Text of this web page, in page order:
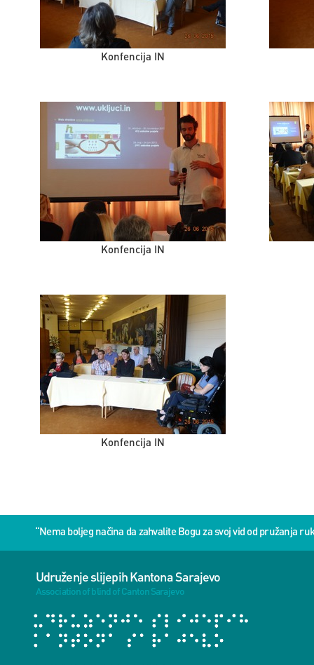
Konfencija IN
Konfencija IN
Konfencija IN
“Nema boljeg načina da zahvalite Bogu za svoj vid od pružanja
Udruženje slijepih Kantona Sarajevo
Association of blind of Canton Sarajevo